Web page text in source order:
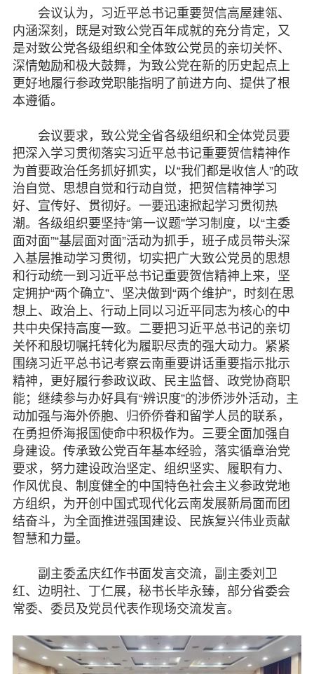
专委会
书香机关
图片欣赏
视频中心
联系我们
媒体报道
脱贫攻坚
侨海动态
七彩云南
会议认为，习近平总书记重要贺信高屋建瓴、
内涵深刻，既是对致公党百年成就的充分肯定，又
是对致公党各级组织和全体致公党员的亲切关怀、
深情勉励和极大鼓舞，为致公党在新的历史起点上
更好地履行参政党职能指明了前进方向、提供了根
本遵循。
会议要求，致公党全省各级组织和全体党员要
把深入学习贯彻落实习近平总书记重要贺信精神作
为首要政治任务抓好抓实，以“我们都是收信人”的政
治自觉、思想自觉和行动自觉，把贺信精神学习
好、宣传好、贯彻好。一要迅速掀起学习贯彻热
潮。各级组织要坚持“第一议题”学习制度，以“主委
面对面”“基层面对面”活动为抓手，班子成员带头深
入基层推动学习贯彻，切实把广大致公党员的思想
和行动统一到习近平总书记重要贺信精神上来，坚
定拥护“两个确立”、坚决做到“两个维护”，时刻在思
想上、政治上、行动上同以习近平同志为核心的中
共中央保持高度一致。二要把习近平总书记的亲切
关怀和殷切嘱托转化为履职尽责的强大动力。紧紧
围绕习近平总书记考察云南重要讲话重要指示批示
精神，更好履行参政议政、民主监督、政党协商职
能；继续参与办好具有“辨识度”的涉侨涉外活动，主
动加强与海外侨胞、归侨侨眷和留学人员的联系，
在勇担侨海报国使命中积极作为。三要全面加强自
身建设。传承致公党百年基本经验，落实循章治党
要求，努力建设政治坚定、组织坚实、履职有力、
作风优良、制度健全的中国特色社会主义参政党地
方组织，为开创中国式现代化云南发展新局面而团
结奋斗，为全面推进强国建设、民族复兴伟业贡献
智慧和力量。
副主委孟庆红作书面发言交流，副主委刘卫
红、边明社、丁仁展，秘书长毕永臻，部分省委会
常委、委员及党员代表作现场交流发言。